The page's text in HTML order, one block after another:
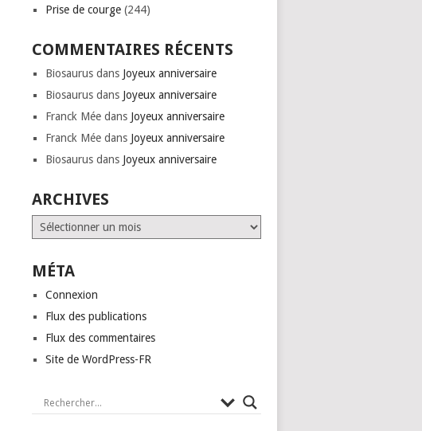
Prise de courge (244)
COMMENTAIRES RÉCENTS
Biosaurus dans Joyeux anniversaire
Biosaurus dans Joyeux anniversaire
Franck Mée dans Joyeux anniversaire
Franck Mée dans Joyeux anniversaire
Biosaurus dans Joyeux anniversaire
ARCHIVES
Archives
MÉTA
Connexion
Flux des publications
Flux des commentaires
Site de WordPress-FR